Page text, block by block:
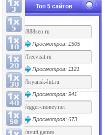
Топ 5 сайтов
Просмотров: 1505
Просмотров: 1121
Просмотров: 941
Просмотров: 673